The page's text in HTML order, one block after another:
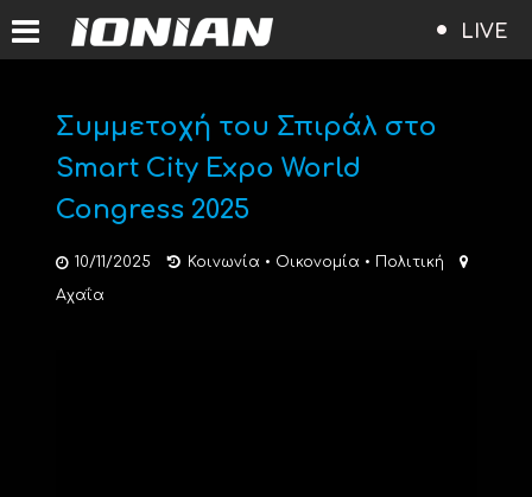
LIVE
Συμμετοχή του Σπιράλ στο
Smart City Expo World
Congress 2025
10/11/2025 Κοινωνία • Οικονομία • Πολιτική
Αχαΐα